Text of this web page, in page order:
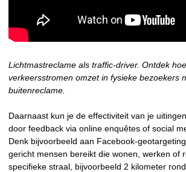
Lichtmastreclame als traffic-driver. Ontdek
verkeersstromen omzet in fysieke bezoekers
buitenreclame.
Daarnaast kun je de effectiviteit van je
door feedback via online enquêtes of social
Denk bijvoorbeeld aan Facebook-
gericht mensen bereikt die wonen, werken of
specifieke straal, bijvoorbeeld 2 kilometer